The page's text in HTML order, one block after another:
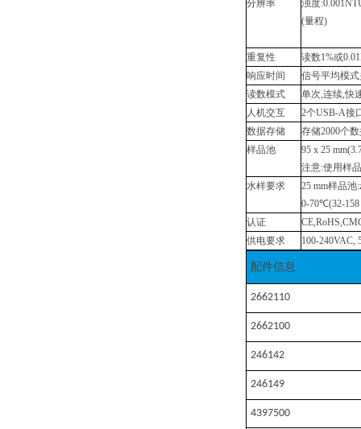
分辨率 浊度
(量程)
重复性 读数1%或
响应时间
信号平均模
读数模式
单次,连续,快
人机交互
2个USB-A接
数据存储
存储2000个
样品池
95 x 25
注意:使用样
水样要求
25 mm样品池
0-70℃(32-158
认证
供电要求
100-240VAC,
配件信息
2662110
2662100
246142
246149
4397500